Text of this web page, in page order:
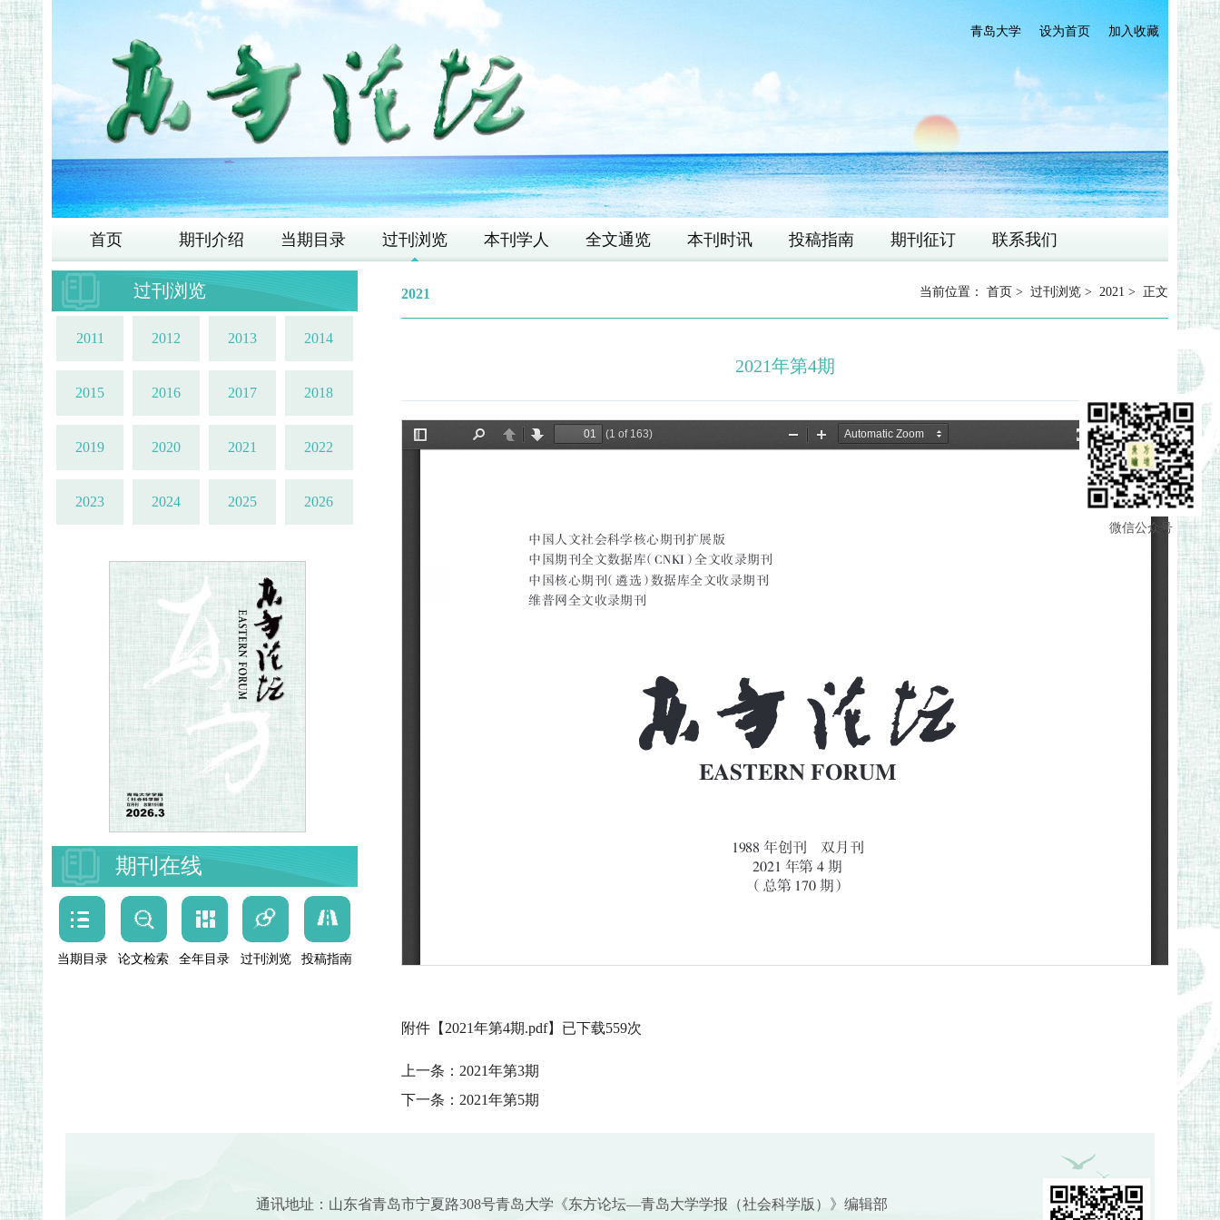
加入收藏
设为首页
青岛大学
首页 期刊介绍 当期目录 过刊浏览 本刊学人 全文通览 本刊时讯 投稿指南 期刊征订 联系我们
微信公众号
过刊浏览
2011 2012 2013 2014
2015 2016 2017 2018
2019 2020 2021 2022
2023 2024 2025 2026
期刊在线
当期目录 论文检索 全年目录 过刊浏览 投稿指南
2021 当前位置： 首页 > 过刊浏览 > 2021 > 正文
2021年第4期
附件【 2021年第4期.pdf】已下载559次
上一条： 2021年第3期
下一条： 2021年第5期
通讯地址：山东省青岛市宁夏路308号青岛大学《东方论坛—青岛大学学报（社会科学版）》编辑部